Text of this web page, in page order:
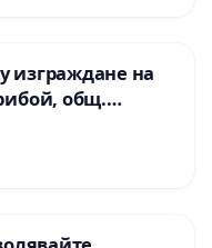
изграждане на
общ.